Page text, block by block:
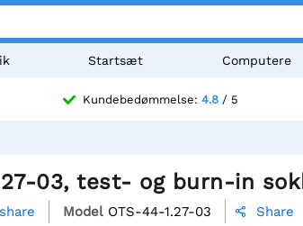
Startsæt Computere
Kundebedømmelse: 4.8 / 5
03, test- og burn-in
Model OTS-44-1.27-03  Share